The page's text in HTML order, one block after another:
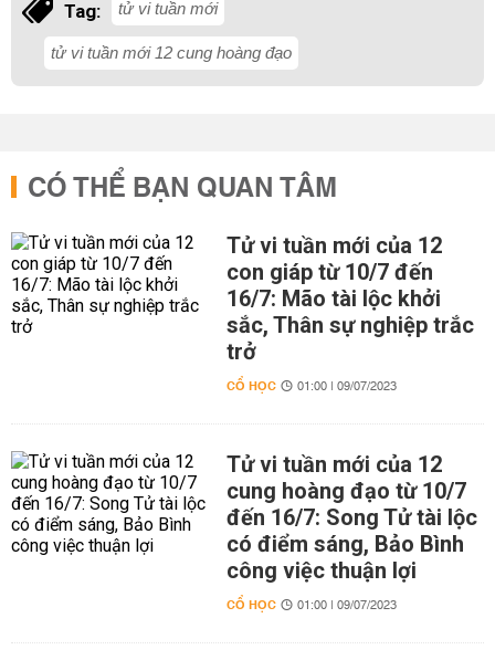
Tag: tử vi tuần mới
tử vi tuần mới 12 cung hoàng đạo
CÓ THỂ BẠN QUAN TÂM
Tử vi tuần mới của 12
con giáp từ 10/7 đến
16/7: Mão tài lộc khởi
sắc, Thân sự nghiệp trắc
trở
CỔ HỌC 01:00 | 09/07/2023
Tử vi tuần mới của 12
cung hoàng đạo từ 10/7
đến 16/7: Song Tử tài lộc
có điểm sáng, Bảo Bình
công việc thuận lợi
CỔ HỌC 01:00 | 09/07/2023